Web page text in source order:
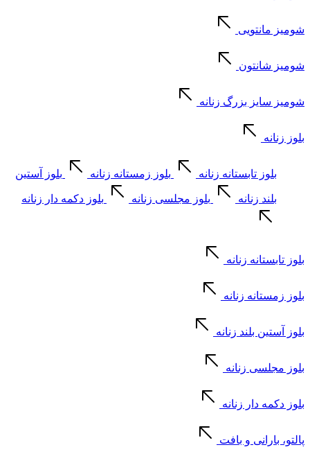
شومیز مانتویی
شومیز شانتون
شومیز سایز بزرگ زنانه
بلوز زنانه
بلوز تابستانه زنانه بلوز زمستانه زنانه بلوز آستین
بلند زنانه بلوز مجلسی زنانه بلوز دکمه دار زنانه
بلوز تابستانه زنانه
بلوز زمستانه زنانه
بلوز آستین بلند زنانه
بلوز مجلسی زنانه
بلوز دکمه دار زنانه
پالتو، بارانی و بافت